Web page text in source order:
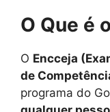
O Que é
O Encceja
de
programa do